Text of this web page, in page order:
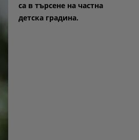
са в търсене на частна
детска градина.